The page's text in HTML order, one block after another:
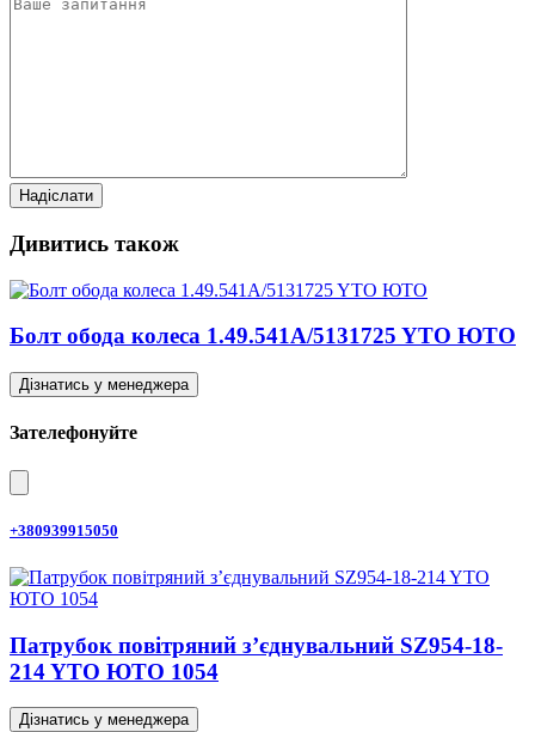
Дивитись також
Болт обода колеса 1.49.541A/5131725 YTO ЮТО
Дізнатись у менеджера
Зателефонуйте
+380939915050
Патрубок повітряний з’єднувальний SZ954-18-
214 YTO ЮТО 1054
Дізнатись у менеджера